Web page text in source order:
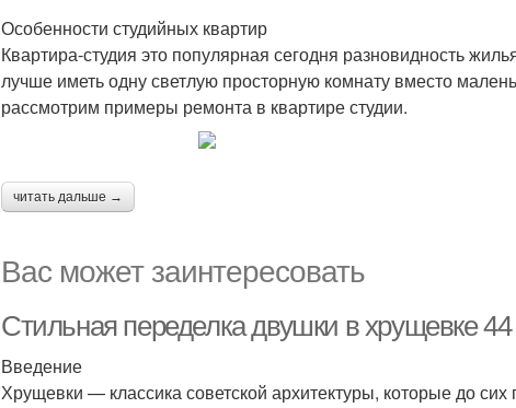
Особенности студийных квартир
Квартира-студия это популярная сегодня разновидность
лучше иметь одну светлую просторную комнату вместо
рассмотрим примеры ремонта в квартире студии.
читать дальше →
Вас может заинтересовать
Стильная переделка двушки в хрущевке
Введение
Хрущевки — классика советской архитектуры, которые до